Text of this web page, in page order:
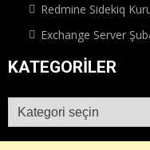
Redmine Sidekiq
Exchange Server
KATEGORILER